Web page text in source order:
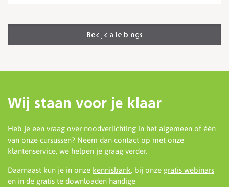
Bekijk alle blogs
Wij staan voor je klaar
Heb je een vraag over noodverlichting in het algemeen of één
van onze cursussen? Neem dan contact op met onze
klantenservice, we helpen je graag verder.
Daarnaast kun je in onze kennisbank, bij onze gratis webinars
en in de gratis te downloaden handige